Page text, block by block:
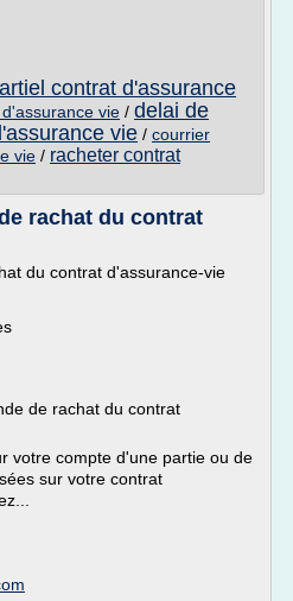
contrat d'assurance
vie / delai de
vie / courrier
vie / racheter contrat
rachat du contrat
du contrat d'assurance-vie
de rachat du contrat
votre compte d'une partie ou de
sur votre contrat